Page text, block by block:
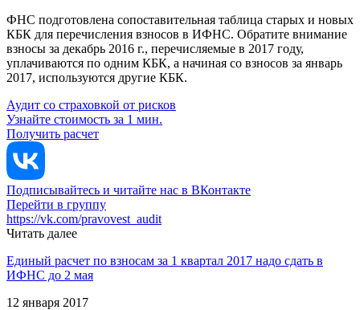
ФНС подготовлена сопоставительная таблица старых и новых
КБК для перечисления взносов в ИФНС. Обратите внимание
взносы за декабрь 2016 г., перечисляемые в 2017 году,
уплачиваются по одним КБК, а начиная со взносов за январь
2017, используются другие КБК.
Аудит со страховкой от рисков
Узнайте стоимость за 1 мин.
Получить расчет
Подписывайтесь и читайте нас в ВКонтакте
Перейти в группу
https://vk.com/pravovest_audit
Читать далее
Единый расчет по взносам за 1 квартал 2017 надо сдать в
ИФНС до 2 мая
12 января 2017